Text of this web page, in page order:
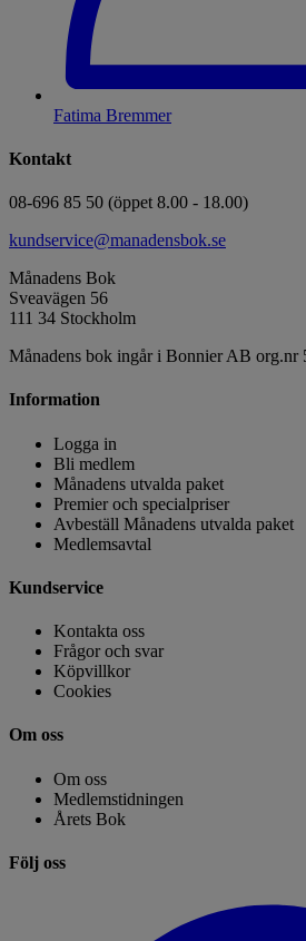
Fatima Bremmer
Kontakt
08-696 85 50 (öppet 8.00 - 18.00)
kundservice@manadensbok.se
Månadens Bok
Sveavägen 56
111 34 Stockholm
Månadens bok ingår i Bonnier AB org.nr
Information
Logga in
Bli medlem
Månadens utvalda paket
Premier och specialpriser
Avbeställ Månadens utvalda paket
Medlemsavtal
Kundservice
Kontakta oss
Frågor och svar
Köpvillkor
Cookies
Om oss
Om oss
Medlemstidningen
Årets Bok
Följ oss